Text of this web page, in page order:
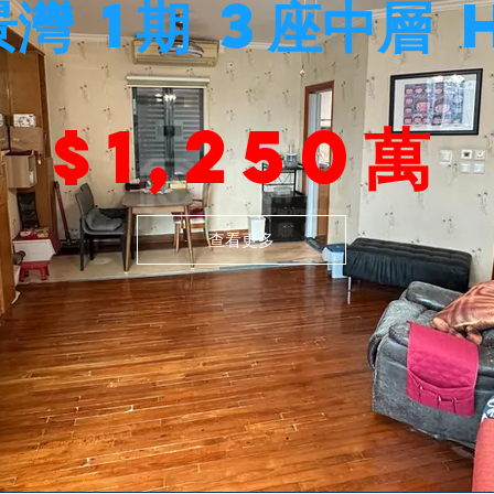
灣 1期 3座中層
$1,250萬
查看更多